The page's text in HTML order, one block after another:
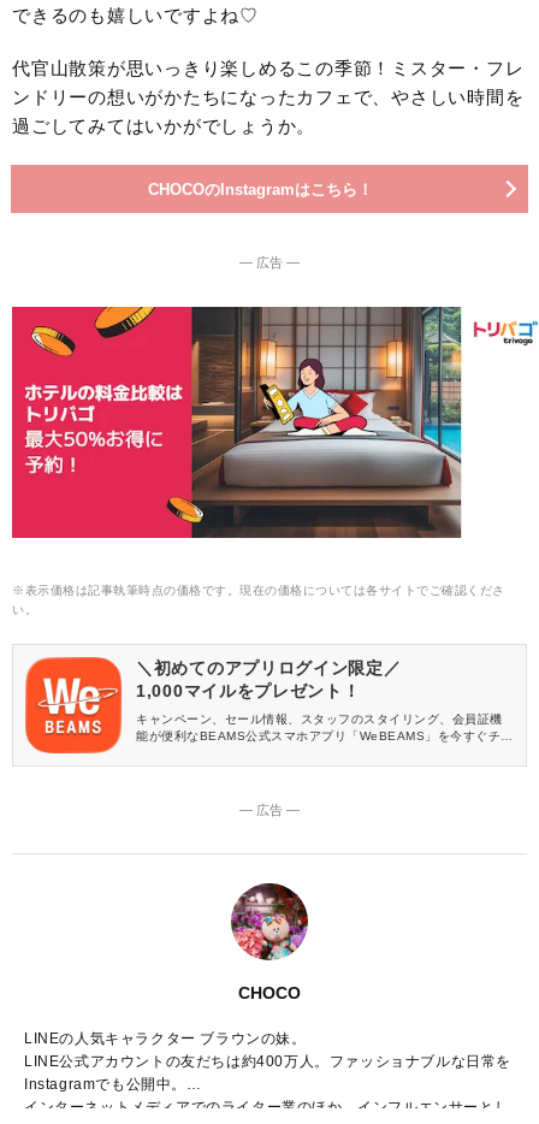
できるのも嬉しいですよね♡
代官山散策が思いっきり楽しめるこの季節！ミスター・フレ
ンドリーの想いがかたちになったカフェで、やさしい時間を
過ごしてみてはいかがでしょうか。
CHOCOのInstagramはこちら！
― 広告 ―
※表示価格は記事執筆時点の価格です。現在の価格については各サイトでご確認くださ
い。
＼初めてのアプリログイン限定／
1,000マイルをプレゼント！
キャンペーン、セール情報、スタッフのスタイリング、会員証機
能が便利なBEAMS公式スマホアプリ「WeBEAMS」を今すぐチェ
― 広告 ―
CHOCO
LINEの人気キャラクター ブラウンの妹。
LINE公式アカウントの友だちは約400万人。ファッショナブルな日常を
Instagramでも公開中。
インターネットメディアでのライター業のほか、インフルエンサーとし